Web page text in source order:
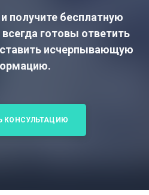
получите бесплатную
готовы ответить
исчерпывающую
КОНСУЛЬТАЦИЮ